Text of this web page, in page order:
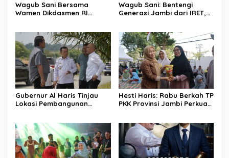
Wagub Sani Bersama
Wamen Dikdasmen RI
Transformasi Digital
Pendidikan di Jambi
Wagub Sani: Bentengi
Generasi Jambi dari IRET,
Gubernur Al Haris Tinjau
Lokasi Pembangunan
Green City
Hesti Haris: Rabu Berkah TP
PKK Provinsi Jambi Perkuat
dari Rumah